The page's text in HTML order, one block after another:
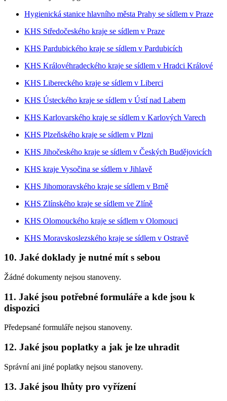
Hygienická stanice hlavního města Prahy se sídlem v Praze
KHS Středočeského kraje se sídlem v Praze
KHS Pardubického kraje se sídlem v Pardubicích
KHS Královéhradeckého kraje se sídlem v Hradci Králové
KHS Libereckého kraje se sídlem v Liberci
KHS Ústeckého kraje se sídlem v Ústí nad Labem
KHS Karlovarského kraje se sídlem v Karlových Varech
KHS Plzeňského kraje se sídlem v Plzni
KHS Jihočeského kraje se sídlem v Českých Budějovicích
KHS kraje Vysočina se sídlem v Jihlavě
KHS Jihomoravského kraje se sídlem v Brně
KHS Zlínského kraje se sídlem ve Zlíně
KHS Olomouckého kraje se sídlem v Olomouci
KHS Moravskoslezského kraje se sídlem v Ostravě
10. Jaké doklady je nutné mít s sebou
Žádné dokumenty nejsou stanoveny.
11. Jaké jsou potřebné formuláře a kde jsou k
dispozici
Předepsané formuláře nejsou stanoveny.
12. Jaké jsou poplatky a jak je lze uhradit
Správní ani jiné poplatky nejsou stanoveny.
13. Jaké jsou lhůty pro vyřízení